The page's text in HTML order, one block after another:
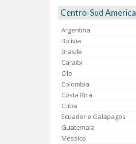
Centro-Sud America
Argentina
Bolivia
Brasile
Caraibi
Cile
Colombia
Costa Rica
Cuba
Ecuador e Galapagos
Guatemala
Messico